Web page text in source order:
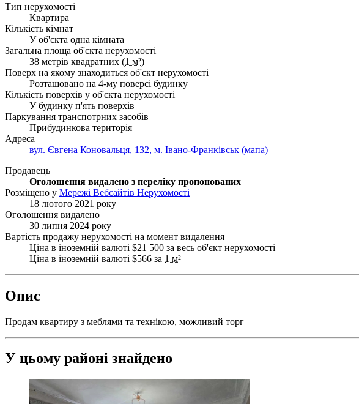
Тип нерухомості
Квартира
Кількість кімнат
У об'єкта одна кімната
Загальна площа об'єкта нерухомості
38 метрів квадратних (1 м²)
Поверх на якому знаходиться об'єкт нерухомості
Розташовано на 4-му поверсі будинку
Кількість поверхів у об'єкта нерухомості
У будинку п'ять поверхів
Паркування транспотрних засобів
Прибудинкова територія
Адреса
вул. Євгена Коновальця, 132, м. Івано-Франківськ (мапа)
Продавець
Оголошення видалено з переліку пропонованих
Розміщено у Мережі Вебсайтів Нерухомості
18 лютого 2021 року
Оголошення видалено
30 липня 2024 року
Вартість продажу нерухомості на момент видалення
Ціна в іноземній валюті $21 500 за весь об'єкт нерухомості
Ціна в іноземній валюті $566 за 1 м²
Опис
Продам квартиру з меблями та технікою, можливий торг
У цьому районі знайдено